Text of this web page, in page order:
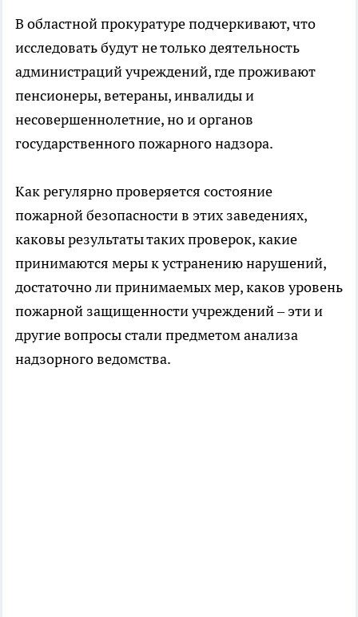
В областной прокуратуре подчеркивают, что
исследовать будут не только деятельность
администраций учреждений, где проживают
пенсионеры, ветераны, инвалиды и
несовершеннолетние, но и органов
государственного пожарного надзора.
Как регулярно проверяется состояние
пожарной безопасности в этих заведениях,
каковы результаты таких проверок, какие
принимаются меры к устранению нарушений,
достаточно ли принимаемых мер, каков уровень
пожарной защищенности учреждений – эти и
другие вопросы стали предметом анализа
надзорного ведомства.